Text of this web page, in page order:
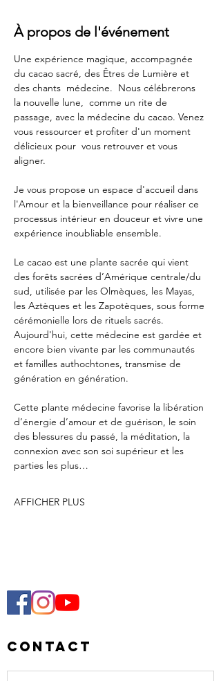
À propos de l'événement
Une expérience magique, accompagnée
du cacao sacré, des Êtres de Lumière et
des chants  médecine.  Nous célébrerons
la nouvelle lune,  comme un rite de
passage, avec la médecine du cacao. Venez
vous ressourcer et profiter d'un moment
délicieux pour  vous retrouver et vous
aligner.
Je vous propose un espace d'accueil dans
l'Amour et la bienveillance pour réaliser ce
processus intérieur en douceur et vivre une
expérience inoubliable ensemble.
Le cacao est une plante sacrée qui vient
des forêts sacrées d’Amérique centrale/du
sud, utilisée par les Olmèques, les Mayas,
les Aztèques et les Zapotèques, sous forme
cérémonielle lors de rituels sacrés.
Aujourd'hui, cette médecine est gardée et
encore bien vivante par les communautés
et familles authochtones, transmise de
génération en génération.
Cette plante médecine favorise la libération
d’énergie d’amour et de guérison, le soin
des blessures du passé, la méditation, la
connexion avec son soi supérieur et les
parties les plus…
AFFICHER PLUS
Contact